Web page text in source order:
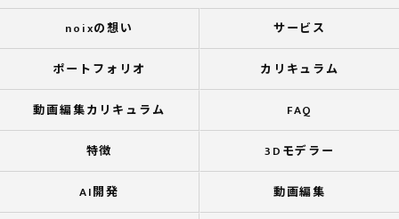
noixの想い サービス
ポートフォリオ カリキュラム
動画編集カリキュラム FAQ
特徴 3Dモデラー
AI開発 動画編集